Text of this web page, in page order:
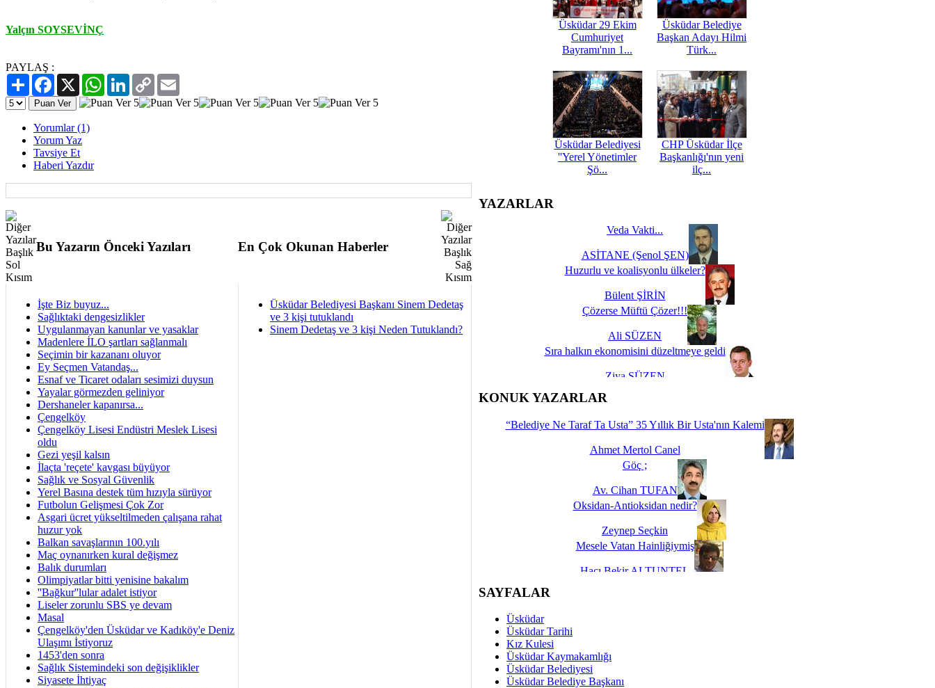
Yalçın SOYSEVİNÇ
PAYLAŞ :
PaylaşFacebook
X WhatsAppLinkedIn
Copy
Link
Yorumlar (1)
Yorum Yaz
Tavsiye Et
Haberi Yazdır
Bu Yazarın Önceki Yazıları En Çok Okunan Haberler
İşte Biz buyuz...
Sağlıktaki dengesizlikler
Uygulanmayan kanunlar ve yasaklar
Madenlere İLO şartları sağlanmalı
Seçimin bir kazananı oluyor
Ey Seçmen Vatandaş...
Esnaf ve Ticaret odaları sesimizi duysun
Yayalar görmezden geliniyor
Dershaneler kapanırsa...
Çengelköy
Çengelköy Lisesi Endüstri Meslek Lisesi
oldu
Gezi yeşil kalsın
İlaçta 'reçete' kavgası büyüyor
Sağlık ve Sosyal Güvenlik
Yerel Basına destek tüm hızıyla sürüyor
Futbolun Gelişmesi Çok Zor
Asgari ücret yükseltilmeden çalışana rahat
huzur yok
Balkan savaşlarının 100.yılı
Maç oynanırken kural değişmez
Balık durumları
Olimpiyatlar bitti yenisine bakalım
''Bağkur''lular adalet istiyor
Liseler zorunlu SBS ye devam
Masal
Çengelköy'den Üsküdar ve Kadıköy'e Deniz
Ulaşımı İstiyoruz
1453'den sonra
Sağlık Sistemindeki son değişiklikler
Siyasete İhtiyaç
Üsküdar Belediyesi Başkanı Sinem Dedetaş
ve 3 kişi tutuklandı
Sinem Dedetaş ve 3 kişi Neden Tutuklandı?
Üsküdar 29 Ekim
Cumhuriyet
Bayramı'nın 1...
Üsküdar Belediye
Başkan Adayı Hilmi
Türk...
Üsküdar Belediyesi
''Yerel Yönetimler
Şö...
CHP Üsküdar İlçe
Başkanlığı'nın yeni
ilç...
YAZARLAR
Veda Vakti...
ASİTANE (Şenol ŞEN)
Huzurlu ve koalisyonlu ülkeler?
Bülent ŞİRİN
Çözerse Müftü Çözer!!!
Ali SÜZEN
Sıra halkın ekonomisini düzeltmeye geldi
Ziya SÜZEN
İşte Biz buyuz...
KONUK YAZARLAR
“Belediye Ne Taraf Ta Usta” 35 Yıllık Bir Usta'nın Kalemi
Ahmet Mertol Canel
Göç ;
Av. Cihan TUFAN
Oksidan-Antioksidan nedir?
Zeynep Seçkin
Mesele Vatan Hainliğiymiş
Hacı Bekir ALTUNTEL
Dünya Fani, Ama Kısa Bir Süre De Olsa Burdayız
Savaş ŞENEL
Hukukun Adaleti Kalmadı Üstadım!
SAYFALAR
Üsküdar
Üsküdar Tarihi
Kız Kulesi
Üsküdar Kaymakamlığı
Üsküdar Belediyesi
Üsküdar Belediye Başkanı